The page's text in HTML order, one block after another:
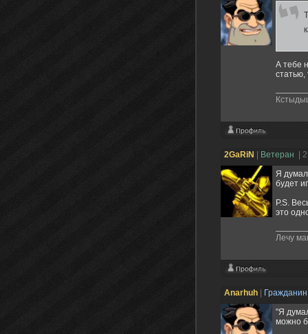
А тебе
статью,
2GaRiN Ветеран
|
Я
будет
P.S.
это
Лечу
Anarhuh
"Я
можно